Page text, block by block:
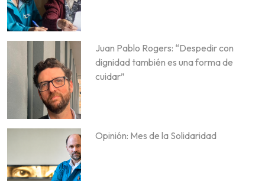
Juan Pablo Rogers: “Despedir con
dignidad también es una forma de
cuidar”
Opinión: Mes de la Solidaridad